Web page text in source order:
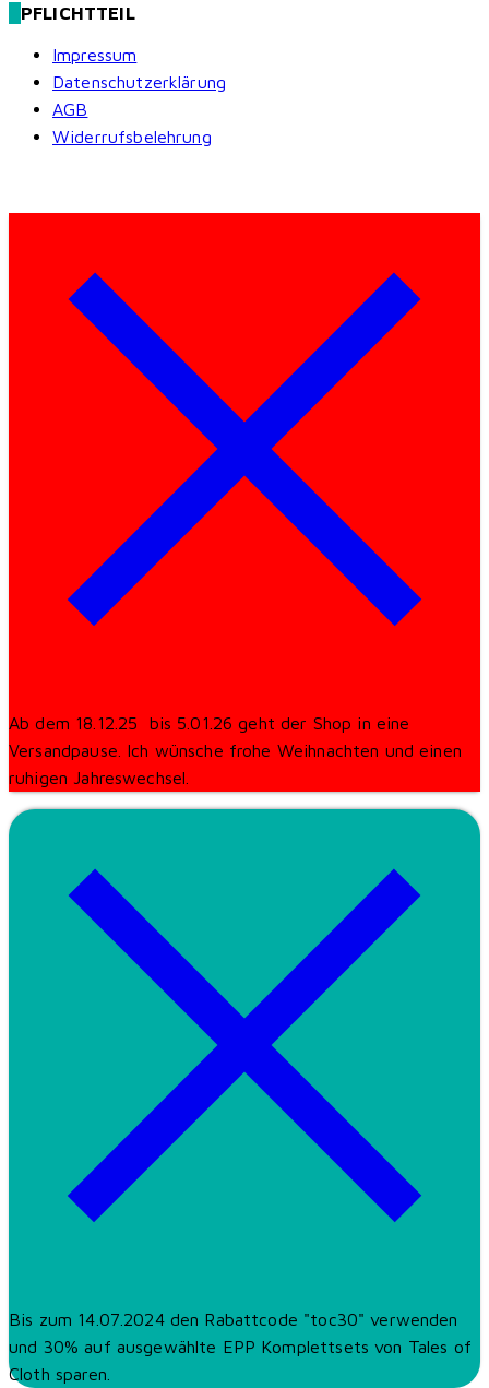
PFLICHTTEIL
Impressum
Datenschutzerklärung
AGB
Widerrufsbelehrung
Ab dem 18.12.25 bis 5.01.26 geht der Shop in eine
Versandpause. Ich wünsche frohe Weihnachten und einen
ruhigen Jahreswechsel.
Bis zum 14.07.2024 den Rabattcode "toc30" verwenden
und 30% auf ausgewählte EPP Komplettsets von Tales of
Cloth sparen.